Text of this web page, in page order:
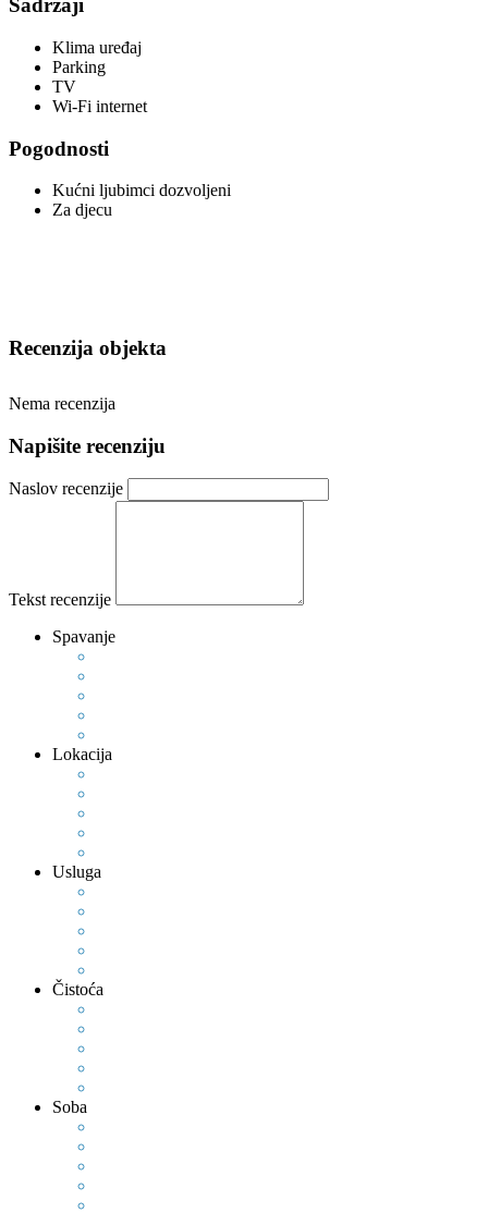
Sadržaji
Klima uređaj
Parking
TV
Wi-Fi internet
Pogodnosti
Kućni ljubimci dozvoljeni
Za djecu
Recenzija objekta
Nema recenzija
Napišite recenziju
Naslov recenzije
Tekst recenzije
Spavanje
Lokacija
Usluga
Čistoća
Soba